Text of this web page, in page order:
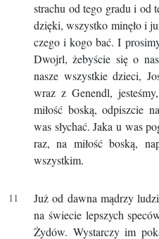
strachu od tego gradu i od
dzięki, wszystko minęło i
czego i kogo bać. I
Dwojrl, żebyście się o
nasze wszystkie dzieci,
wraz z Genendl,
miłość boską, odpiszcie
was słychać. Jaka u was
raz, na miłość boską,
wszystkim.
Już od dawna mądrzy
na świecie lepszych
Żydów. Wystarczy im